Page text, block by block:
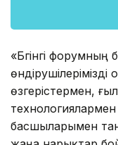
«Бүгінгі
өзгерістермен,
басшыларымен